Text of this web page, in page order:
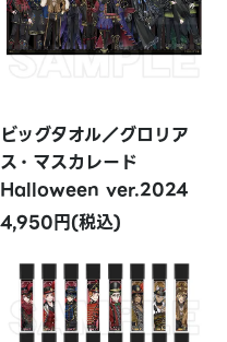
ビッグタオル／グロリア
ス・マスカレード
Halloween ver.2024
4,950円(税込)